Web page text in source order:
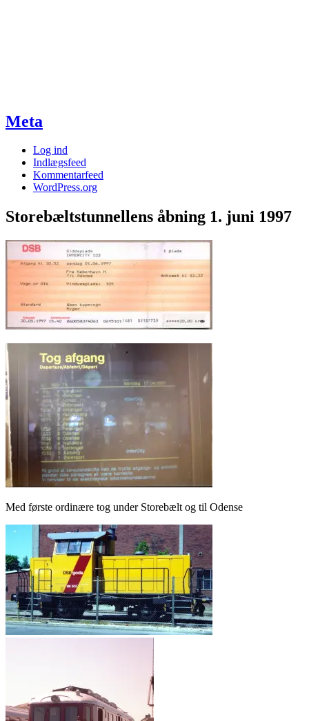
Meta
Log ind
Indlægsfeed
Kommentarfeed
WordPress.org
Storebæltstunnellens åbning 1. juni 1997
Med første ordinære tog under Storebælt og til Odense